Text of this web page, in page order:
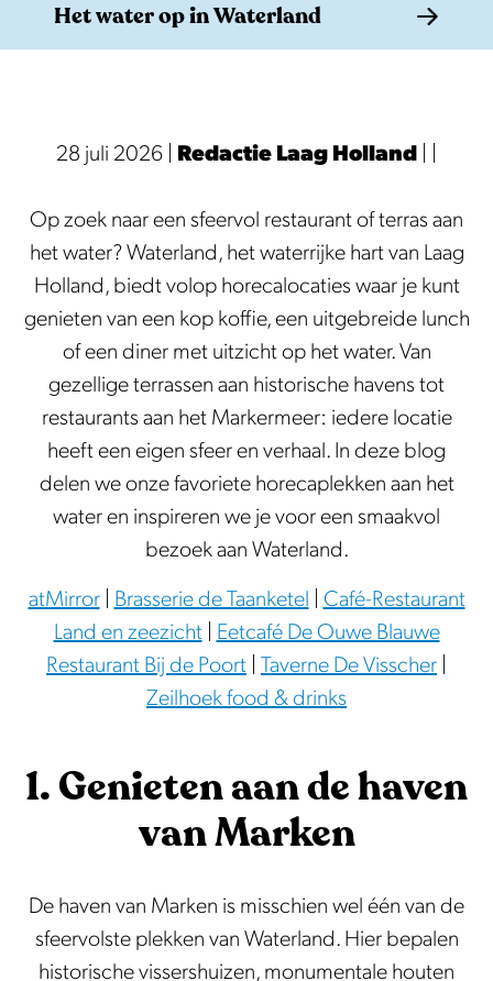
n
k
a
t
e
r
a
n
d
Het water op in Waterland
w
t
e
r
o
p
i
n
W
a
t
r
l
a
28 juli 2026 Redactie Laag Holland
Op zoek naar een sfeervol restaurant of terras aan
het water? Waterland, het waterrijke hart van Laag
Holland, biedt volop horecalocaties waar je kunt
genieten van een kop koffie, een uitgebreide lunch
of een diner met uitzicht op het water. Van
gezellige terrassen aan historische havens tot
restaurants aan het Markermeer: iedere locatie
heeft een eigen sfeer en verhaal. In deze blog
delen we onze favoriete horecaplekken aan het
water en inspireren we je voor een smaakvol
bezoek aan Waterland.
atMirror| Brasserie de Taanketel Café-Restaurant
Land en zeezicht| Eetcafé De Ouwe Blauwe
Restaurant Bij de Poort Taverne De Visscher
Zeilhoek food & drinks
1. Genieten aan de haven
van Marken
De haven van Marken is misschien wel één van de
sfeervolste plekken van Waterland. Hier bepalen
historische vissershuizen, monumentale houten